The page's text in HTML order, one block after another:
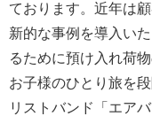
ております。近年は
新的な事例を導入い
るために預け入れ荷
お子様のひとり旅を
リストバンド「エア